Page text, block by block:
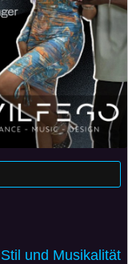
und Musikalität